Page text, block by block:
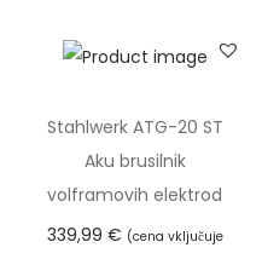
S
5
k
Stahlwerk ATG-20 ST
Aku brusilnik
volframovih elektrod
339,99 € (cena vključuje